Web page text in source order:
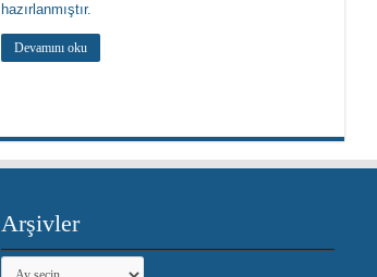
hazırlanmıştır.
Devamını oku
Arşivler
Arşivler